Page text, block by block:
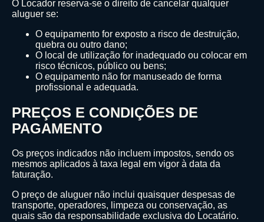
O Locador reserva-se o direito de cancelar qualquer
aluguer se:
O equipamento for exposto a risco de destruição,
quebra ou outro dano;
O local de utilização for inadequado ou colocar em
risco técnicos, público ou bens;
O equipamento não for manuseado de forma
profissional e adequada.
PREÇOS E CONDIÇÕES DE
PAGAMENTO
Os preços indicados não incluem impostos, sendo os
mesmos aplicados à taxa legal em vigor à data da
faturação.
O preço de aluguer não inclui quaisquer despesas de
transporte, operadores, limpeza ou conservação, as
quais são da responsabilidade exclusiva do Locatário.